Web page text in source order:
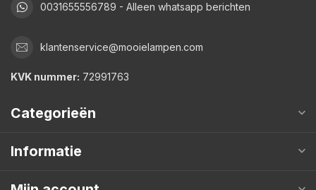
0031655556789 - Alleen whatsapp berichten
klantenservice@mooielampen.com
KVK nummer: 72991763
Categorieën
Informatie